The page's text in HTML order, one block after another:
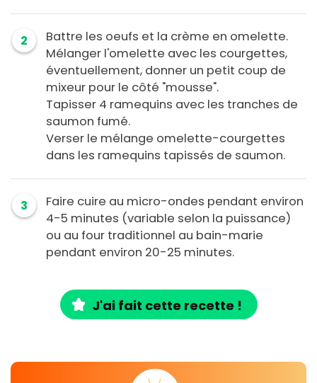
2
Battre les oeufs et la crème en omelette.
Mélanger l'omelette avec les courgettes,
éventuellement, donner un petit coup de
mixeur pour le côté "mousse".
Tapisser 4 ramequins avec les tranches de
saumon fumé.
Verser le mélange omelette-courgettes
dans les ramequins tapissés de saumon.
3
Faire cuire au micro-ondes pendant environ
4-5 minutes (variable selon la puissance)
ou au four traditionnel au bain-marie
pendant environ 20-25 minutes.
J'ai fait cette recette !